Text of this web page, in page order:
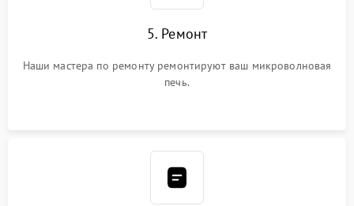
5. Ремонт
Наши мастера по ремонту ремонтируют ваш микроволновая
печь.